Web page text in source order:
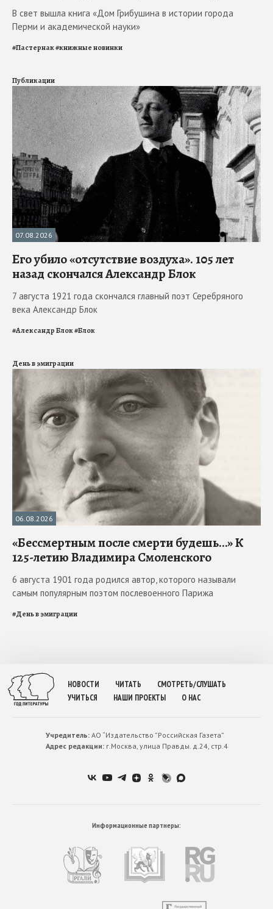
В свет вышла книга «Дом Грибушина в истории города
Перми и академической науки»
#Пастернак#книжные новинки
Публикации
07.08.2026
Его убило «отсутствие воздуха». 105 лет
назад скончался Александр Блок
7 августа 1921 года скончался главный поэт Серебряного
века Александр Блок
#Александр Блок#Блок
День в эмиграции
06.08.2026
«Бессмертным после смерти будешь…» К
125-летию Владимира Смоленского
6 августа 1901 года родился автор, которого называли
самым популярным поэтом послевоенного Парижа
#День в эмиграции
НОВОСТИ ЧИТАТЬ
СМОТРЕТЬ/СЛУШАТЬ
УЧИТЬСЯ
НАШИ ПРОЕКТЫ О НАС
Учредитель:АО “Издательство ”Российская Газета”
Адрес редакции:г.Москва, улица Правды. д.24, стр.4
Информационные партнеры: